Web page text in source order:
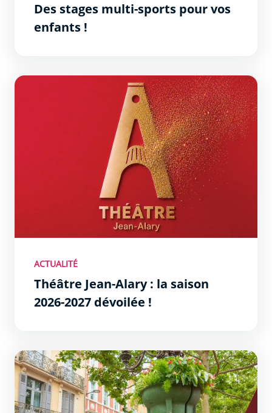
Des stages multi-sports pour vos
enfants !
Théâtre Jean-Alary : la saison 2026-2027 dévoilée !
ACTUALITÉ
Théâtre Jean-Alary : la saison
2026-2027 dévoilée !
La pietonnisation en Bastide cet été